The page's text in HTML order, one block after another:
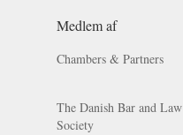
Medlem af
Chambers & Partners
The Danish Bar and Law
Society